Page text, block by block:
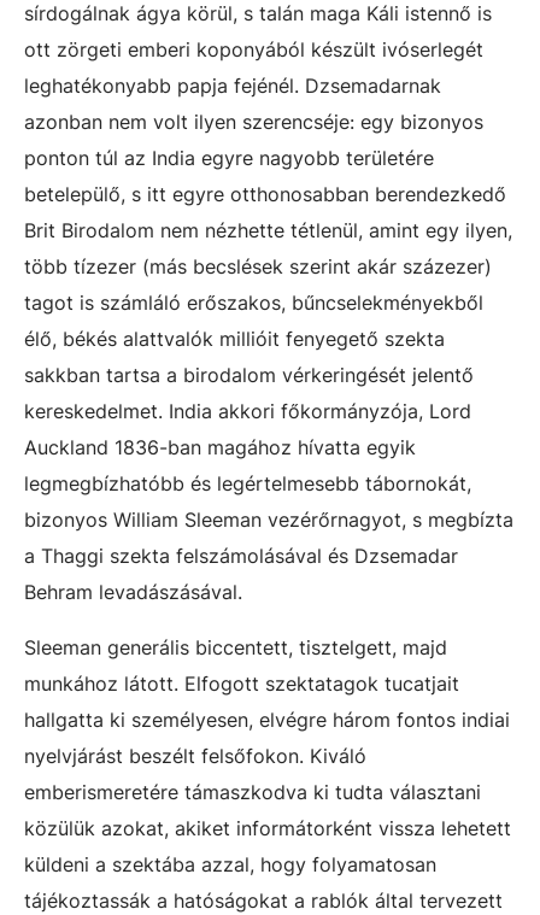
sírdogálnak ágya körül, s talán maga Káli istennő is
ott zörgeti emberi koponyából készült ivóserlegét
leghatékonyabb papja fejénél. Dzsemadarnak
azonban nem volt ilyen szerencséje: egy bizonyos
ponton túl az India egyre nagyobb területére
betelepülő, s itt egyre otthonosabban berendezkedő
Brit Birodalom nem nézhette tétlenül, amint egy ilyen,
több tízezer (más becslések szerint akár százezer)
tagot is számláló erőszakos, bűncselekményekből
élő, békés alattvalók millióit fenyegető szekta
sakkban tartsa a birodalom vérkeringését jelentő
kereskedelmet. India akkori főkormányzója, Lord
Auckland 1836-ban magához hívatta egyik
legmegbízhatóbb és legértelmesebb tábornokát,
bizonyos William Sleeman vezérőrnagyot, s megbízta
a Thaggi szekta felszámolásával és Dzsemadar
Behram levadászásával.
Sleeman generális biccentett, tisztelgett, majd
munkához látott. Elfogott szektatagok tucatjait
hallgatta ki személyesen, elvégre három fontos indiai
nyelvjárást beszélt felsőfokon. Kiváló
emberismeretére támaszkodva ki tudta választani
közülük azokat, akiket informátorként vissza lehetett
küldeni a szektába azzal, hogy folyamatosan
tájékoztassák a hatóságokat a rablók által tervezett